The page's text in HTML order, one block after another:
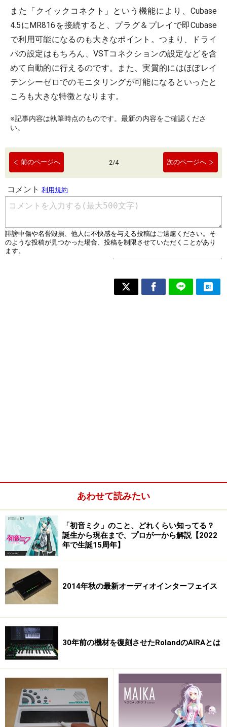
また「クイックコネクト」という機能により、Cubase
4.5にMR816を接続すると、プラグ＆プレイで即Cubase
で利用可能になるのも大きなポイント。つまり、ドライ
バの設定はもちろん、VSTコネクションの設定などを含
めて自動的に行えるのです。また、実質的にはほぼレイ
テンシーゼロでのモニタリングが可能になるといったと
ころも大きな特徴となります。
※記事内容は執筆時点のものです。最新の内容をご確認くださ
い。
前のページへ 2/4 次のページへ
あわせて読みたい
「初音ミク」のこと、どれくらい知ってる？
誕生から現在まで、プロが一から解説【2022
年で生誕15周年】
2014年秋の最新オーディオインターフェイス
30年前の機材を復刻させたRolandのAIRAとは